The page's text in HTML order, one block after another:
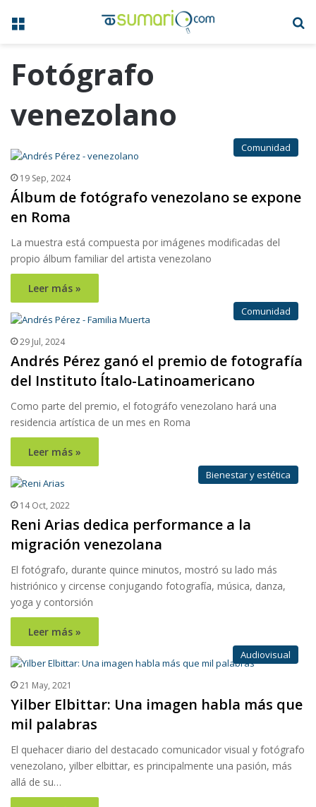
Menú
Fotógrafo
venezolano
Comunidad
19 Sep, 2024
Álbum de fotógrafo venezolano se expone
en Roma
La muestra está compuesta por imágenes modificadas del
propio álbum familiar del artista venezolano
Leer más »
Comunidad
29 Jul, 2024
Andrés Pérez ganó el premio de fotografía
del Instituto Ítalo-Latinoamericano
Como parte del premio, el fotográfo venezolano hará una
residencia artística de un mes en Roma
Leer más »
Bienestar y estética
14 Oct, 2022
Reni Arias dedica performance a la
migración venezolana
El fotógrafo, durante quince minutos, mostró su lado más
histriónico y circense conjugando fotografía, música, danza,
yoga y contorsión
Leer más »
Audiovisual
21 May, 2021
Yilber Elbittar: Una imagen habla más que
mil palabras
El quehacer diario del destacado comunicador visual y fotógrafo
venezolano, yilber elbittar, es principalmente una pasión, más
allá de su…